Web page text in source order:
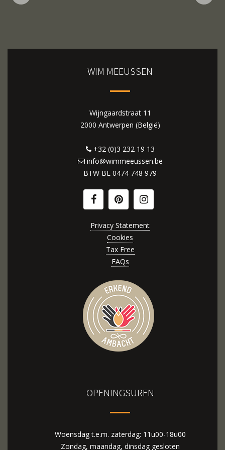
WIM MEEUSSEN
Wijngaardstraat 11
2000 Antwerpen (België)
+32 (0)3 232 19 13
info@wimmeeussen.be
BTW BE 0474 748 979
Privacy Statement
Cookies
Tax Free
FAQs
OPENINGSUREN
Woensdag t.e.m. zaterdag: 11u00-18u00
Zondag, maandag, dinsdag gesloten